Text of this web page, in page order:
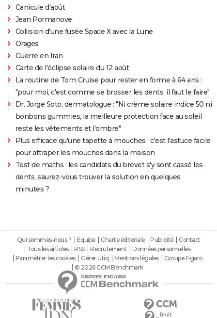
Canicule d'août
Jean Pormanove
Collision d'une fusée Space X avec la Lune
Orages
Guerre en Iran
Carte de l'éclipse solaire du 12 août
La routine de Tom Cruise pour rester en forme à 64 ans :
"pour moi, c'est comme se brosser les dents, il faut le faire"
Dr. Jorge Soto, dermatologue : "Ni crème solaire indice 50 ni
bonbons gummies, la meilleure protection face au soleil
reste les vêtements et l'ombre"
Plus efficace qu'une tapette à mouches : c'est l'astuce facile
pour attraper les mouches dans la maison
Test de maths : les candidats du brevet s'y sont cassé les
dents, saurez-vous trouver la solution en quelques
minutes ?
Qui sommes-nous ? Equipe Charte éditoriale Publicité
Contact
Tous les articles
RSS Recrutement
Données personnelles
Paramétrer les cookies
Gérer Utiq Mentions légales
Groupe Figaro
© 2026 CCM Benchmark